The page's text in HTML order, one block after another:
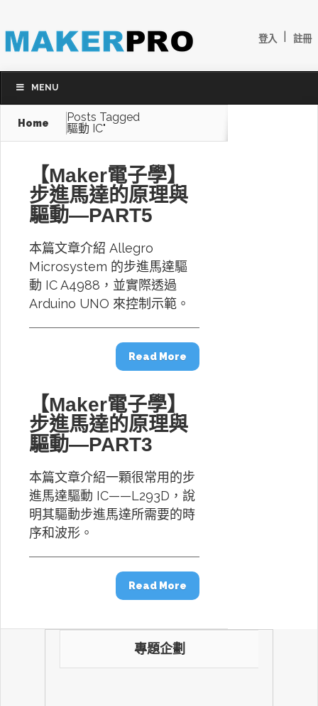
登入 註冊
MENU
Home
Posts Tagged
驅動 IC"
【Maker電子學】
步進馬達的原理與
驅動—PART5
本篇文章介紹 Allegro
Microsystem 的步進馬達驅
動 IC A4988，並實際透過
Arduino UNO 來控制示範。
Read More
【Maker電子學】
步進馬達的原理與
驅動—PART3
本篇文章介紹一顆很常用的步
進馬達驅動 IC——L293D，說
明其驅動步進馬達所需要的時
序和波形。
Read More
專題企劃